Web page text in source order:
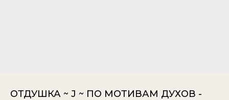
ОТДУШКА ~ J ~ ПО МОТИВАМ ДУХОВ -